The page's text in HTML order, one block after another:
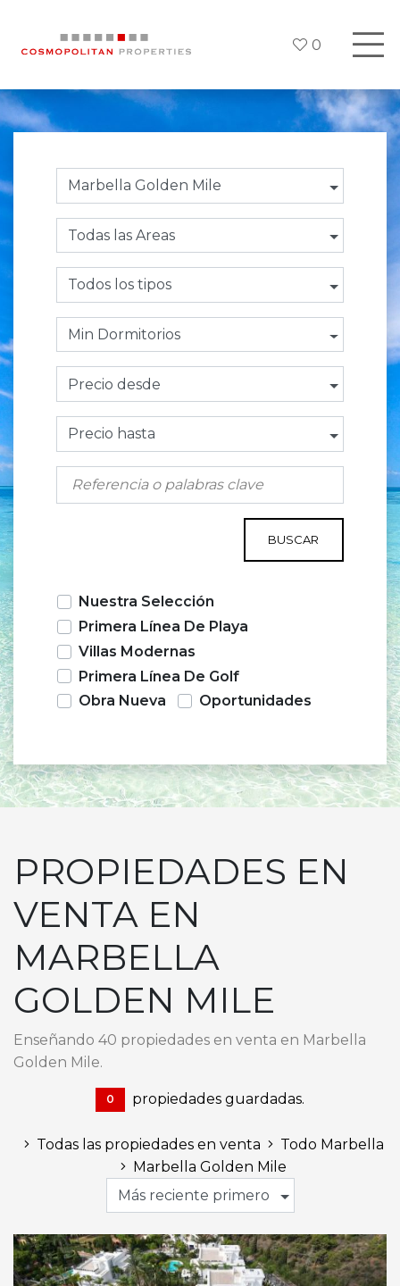
0
Marbella Golden Mile
Todas las Areas
Todos los tipos
Min Dormitorios
Precio desde
Precio hasta
BUSCAR
Nuestra Selección
Primera Línea De Playa
Villas Modernas
Primera Línea De Golf
Obra Nueva
Oportunidades
PROPIEDADES EN
VENTA EN
MARBELLA
GOLDEN MILE
Enseñando 40 propiedades en venta en Marbella
Golden Mile.
0 propiedades guardadas.
Todas las propiedades en venta
Todo Marbella
Marbella Golden Mile
Más reciente primero